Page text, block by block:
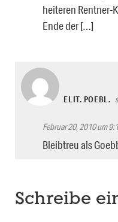
heiteren Rentner-
Ende der […]
ELIT. POEBL.
Februar 20, 2010 um
Bleibtreu als
Schreibe